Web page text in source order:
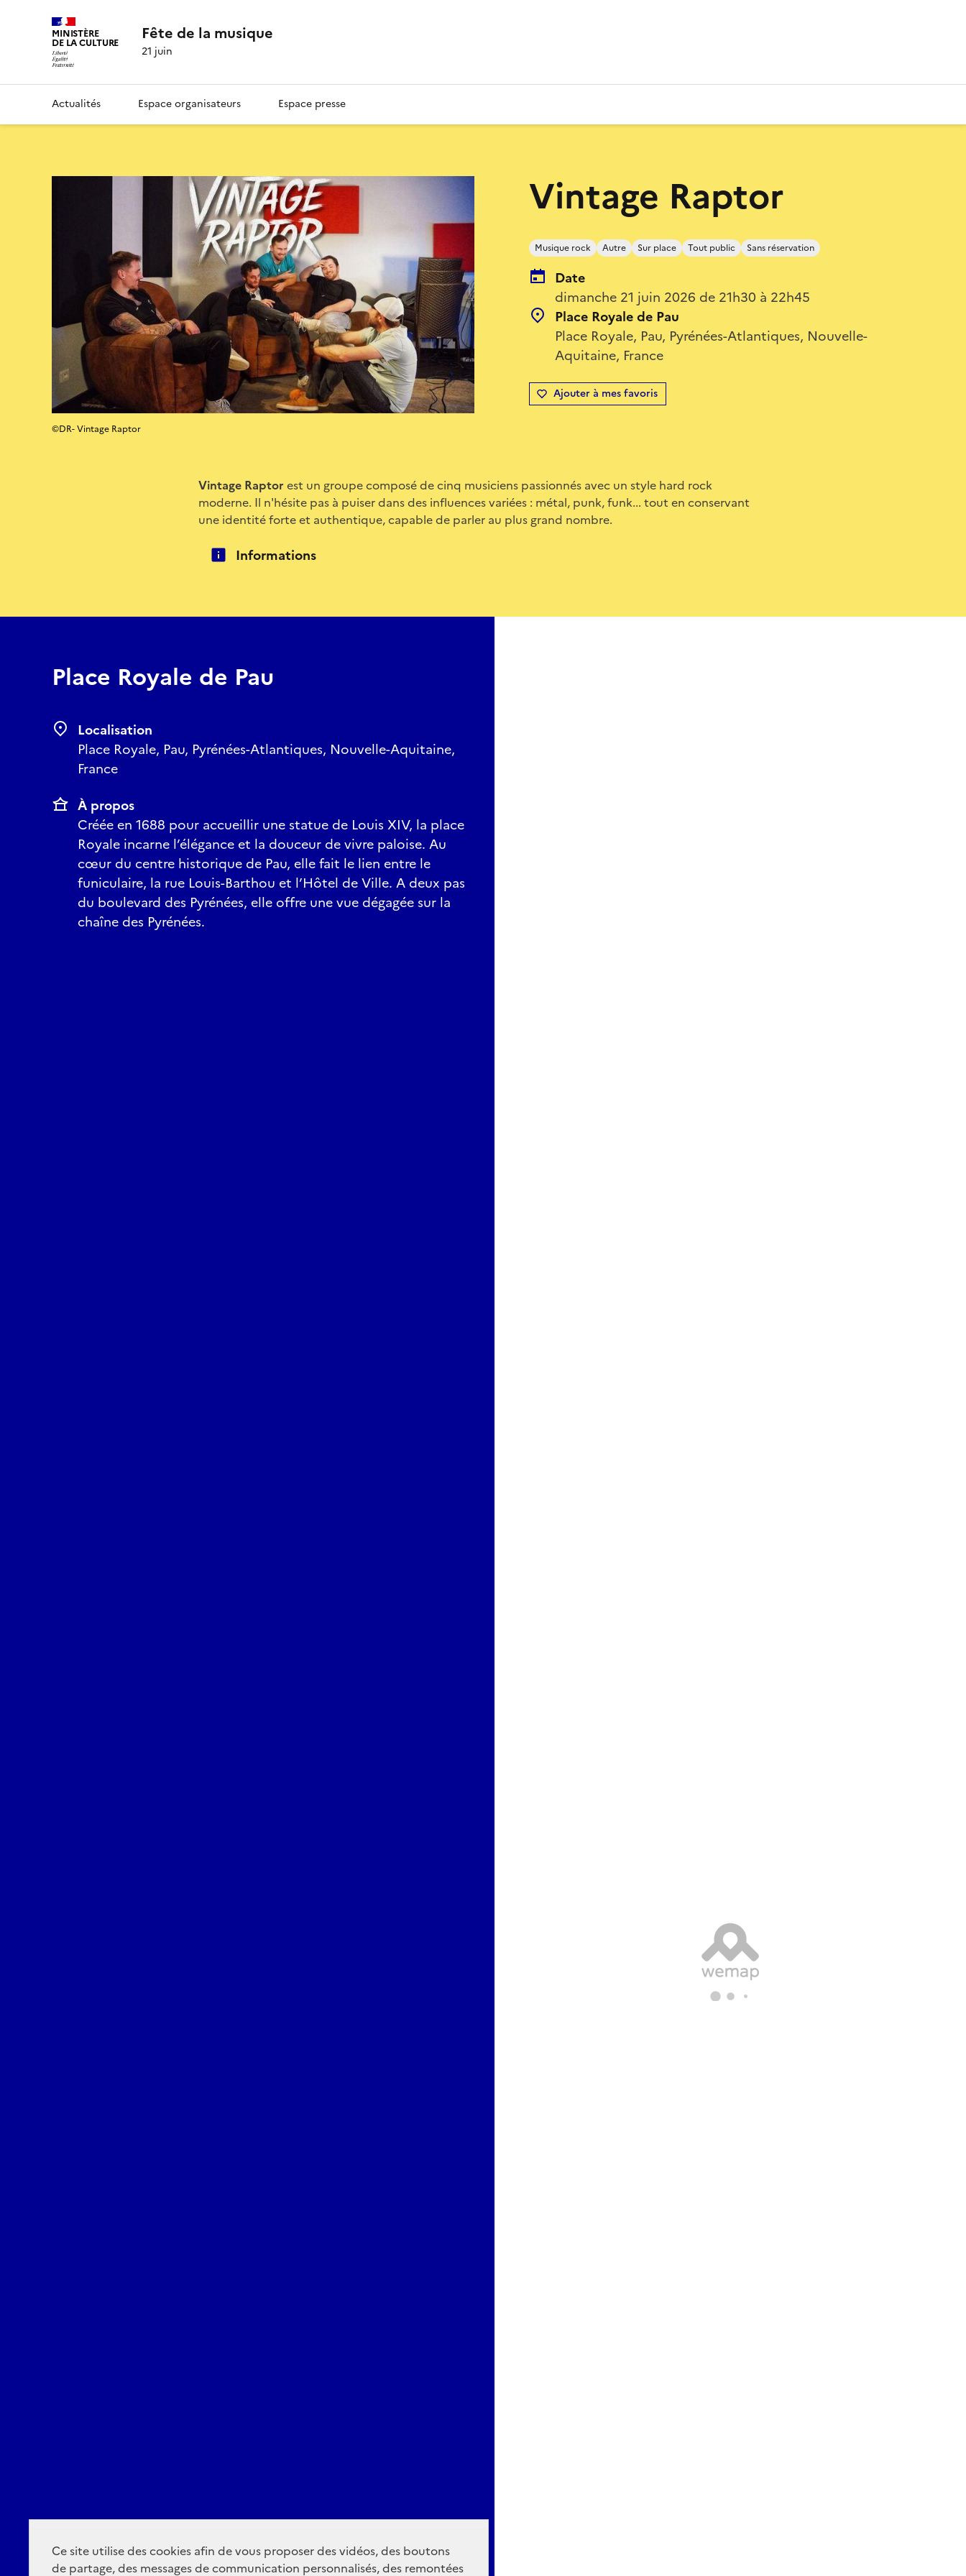
Ce site utilise des cookies afin de vous proposer des vidéos, des boutons
de partage, des messages de communication personnalisés, des remontées
MINISTÈRE
DE LA CULTURE Fête de la musique
21 juin
Actualités Espace organisateurs Espace presse
Vintage Raptor
Musique rock Autre Sur place Tout public Sans réservation
Date
dimanche 21 juin 2026 de 21h30 à 22h45
Place Royale de Pau
Place Royale, Pau, Pyrénées-Atlantiques, Nouvelle-
Aquitaine, France
Ajouter à mes favoris
©DR- Vintage Raptor
Vintage Raptor est un groupe composé de cinq musiciens passionnés avec un style hard rock
moderne. Il n'hésite pas à puiser dans des influences variées : métal, punk, funk... tout en conservant
une identité forte et authentique, capable de parler au plus grand nombre.
Informations
Place Royale de Pau
Localisation
Place Royale, Pau, Pyrénées-Atlantiques, Nouvelle-Aquitaine,
France
À propos
Créée en 1688 pour accueillir une statue de Louis XIV, la place
Royale incarne l’élégance et la douceur de vivre paloise. Au
cœur du centre historique de Pau, elle fait le lien entre le
funiculaire, la rue Louis-Barthou et l’Hôtel de Ville. A deux pas
du boulevard des Pyrénées, elle offre une vue dégagée sur la
chaîne des Pyrénées.